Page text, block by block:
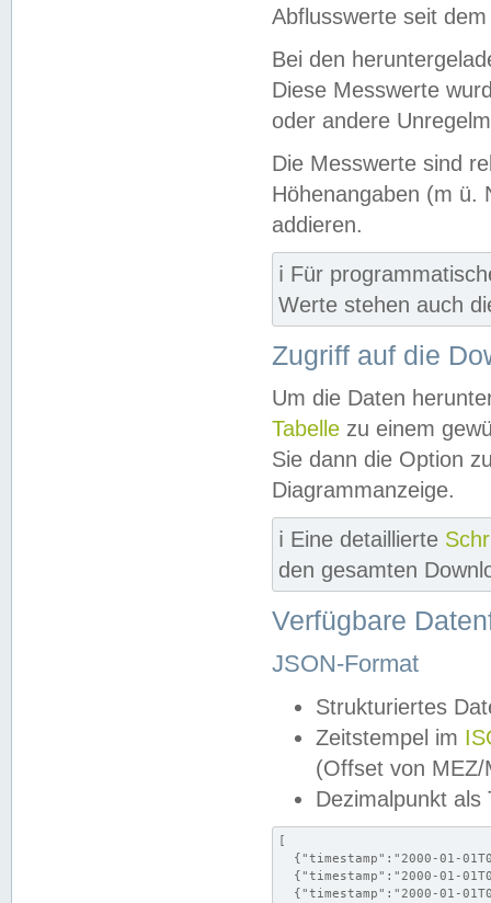
Abflusswerte seit
Bei den
Diese Messwerte
oder andere
Die Messwerte sind
Höhenangaben (m ü.
addieren.
ℹ️ Für
Werte stehen auch
Zugriff auf die
Um die Daten
Tabelle zu einem
Sie dann die Option
Diagrammanzeige.
ℹ️ Eine detaillierte
den gesamten
Verfügbare
JSON-Format
Strukturiertes
Zeitstempel im
(Offset von MEZ/
Dezimalpunkt als
[
{"timestamp":"2000-01-
{"timestamp":"2000-01-
{"timestamp":"2000-01-